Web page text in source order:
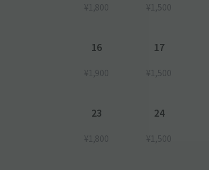
¥1,800 ¥1,500
16
¥1,900
17
¥1,500
23
¥1,800
24
¥1,500